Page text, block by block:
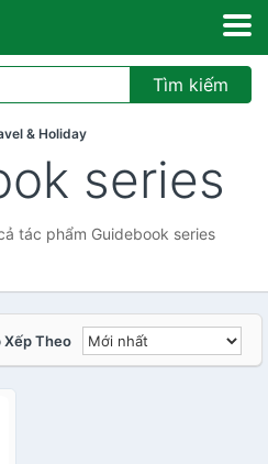
Tìm kiếm
& Holiday
series
tác phẩm Guidebook series
Xếp Theo